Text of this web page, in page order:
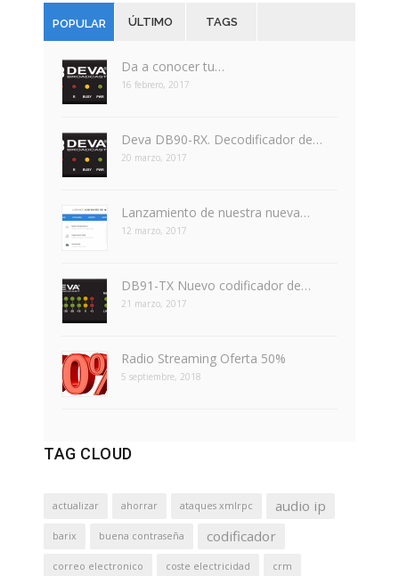
POPULAR ÚLTIMO TAGS
Da a conocer tu…
16 febrero, 2017
Deva DB90-RX. Decodificador de…
20 marzo, 2017
Lanzamiento de nuestra nueva…
12 marzo, 2017
DB91-TX Nuevo codificador de…
21 marzo, 2017
Radio Streaming Oferta 50%
5 septiembre, 2018
TAG CLOUD
actualizar ahorrar ataques xmlrpc audio ip
barix buena contraseña codificador
correo electronico coste electricidad crm